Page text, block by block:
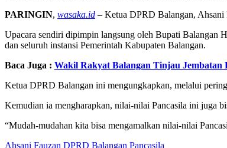
PARINGIN, wasaka.id – Ketua DPRD Balangan, Ahsani
Upacara sendiri dipimpin langsung oleh Bupati Balangan
dan seluruh instansi Pemerintah Kabupaten Balangan.
Baca Juga : Wakil Rakyat Balangan Tinjau Jembatan
Ketua DPRD Balangan ini mengungkapkan, melalui
Kemudian ia mengharapkan, nilai-nilai Pancasila ini juga
“Mudah-mudahan kita bisa mengamalkan nilai-nilai
Ahsani Fauzan DPRD Balangan Pancasila